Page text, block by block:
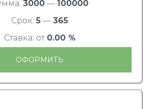
3000— 100000
Срок: 5 — 365
Ставка: от 0.00 %
ОФОРМИТЬ